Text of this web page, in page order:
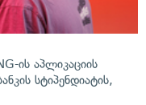
ის აპლიკაციის
სტიპენდიატის,